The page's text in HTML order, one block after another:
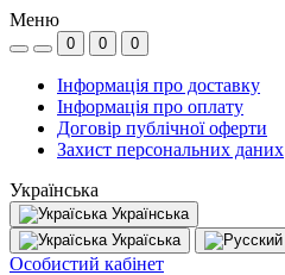
Меню
0 0 0
Інформація про доставку
Інформація про оплату
Договір публічної оферти
Захист персональних даних
Українська
Українська
Україська
Особистий кабінет